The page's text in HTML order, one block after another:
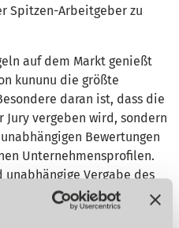
Spitzen-Arbeitgeber zu
auf dem Markt genießt
kununu die größte
daran ist, dass die
Jury vergeben wird, sondern
Bewertungen
Unternehmensprofilen.
Vergabe des
eine
Unternehmen.